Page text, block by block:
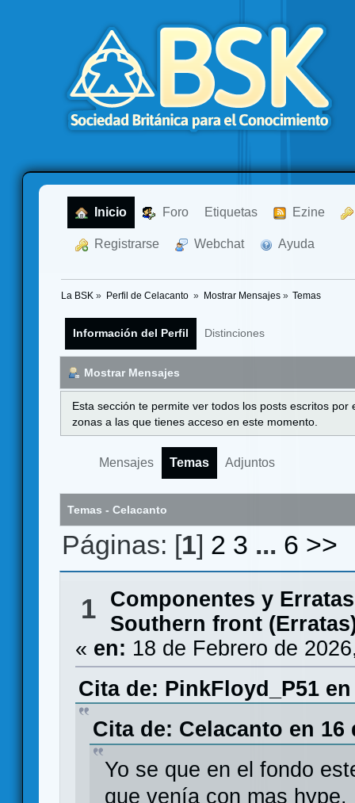
Inicio Foro Etiquetas Ezine
Registrarse Webchat Ayuda
La BSK » Perfil de Celacanto » Mostrar Mensajes» Temas
Información del Perfil Distinciones
Mostrar Mensajes
Esta sección te permite ver todos los posts escritos
zonas a las que tienes acceso en este momento.
Mensajes Temas Adjuntos
Temas - Celacanto
Páginas: [1] 2 3 ... 6 >>
1 Componentes y Erratas
Southern front
« en: 18 de Febrero de
Cita de: PinkFloyd_P51
Cita de: Celacanto en 16
Yo se que en el fondo
que venía con mas